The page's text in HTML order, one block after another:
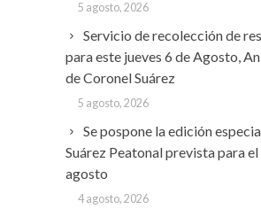
5 agosto, 2026
Servicio de recolección de
para este jueves 6 de Agosto,
de Coronel Suárez
5 agosto, 2026
Se pospone la edición
Suárez Peatonal prevista para el
agosto
4 agosto, 2026